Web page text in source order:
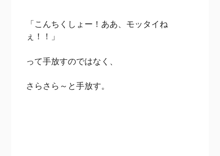
「こんちくしょー！ああ、モッタイね
ぇ！！」
って手放すのではなく、
さらさら～と手放す。